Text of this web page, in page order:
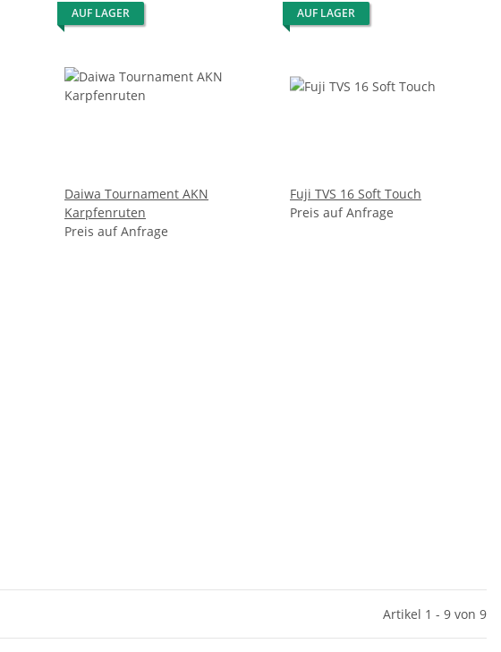
AUF LAGER
Daiwa Tournament AKN
Karpfenruten
Preis auf Anfrage
AUF LAGER
Fuji TVS 16 Soft Touch
Preis auf Anfrage
Artikel 1 - 9 von 9